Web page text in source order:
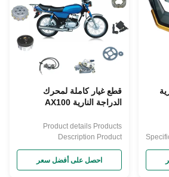
not limited ...
Front
قطع غيار كاملة لمحرك
الدراجة النارية AX100
النارية AX100 لوحة قابض
الدراجة النارية
Product details Products
Description Product
Paramenters Engine
partsCylinder kit, head cylinder
complete, carburetor, piston set,
احصل على أفضل سعر